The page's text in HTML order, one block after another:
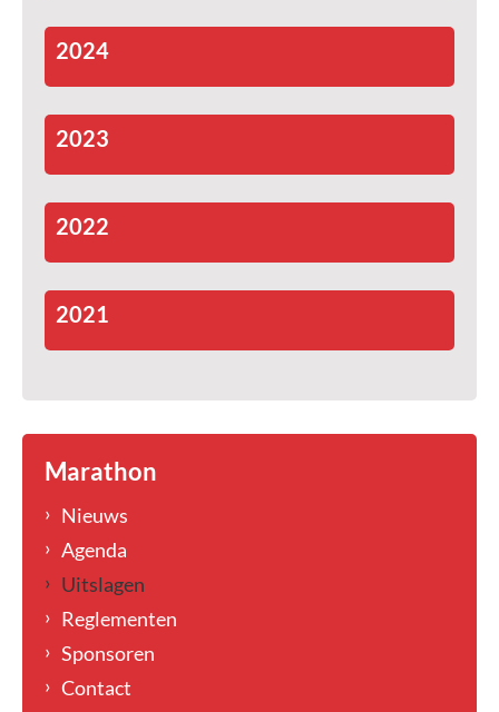
2024
2023
2022
2021
Marathon
Nieuws
Agenda
Uitslagen
Reglementen
Sponsoren
Contact